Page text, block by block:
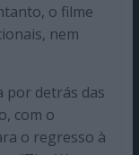
o filme
nem
por detrás das
com o
o regresso à